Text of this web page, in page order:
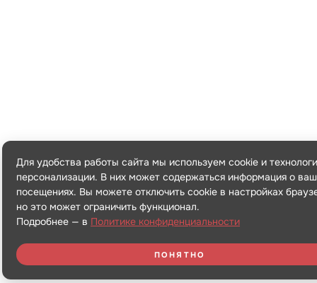
Для удобства работы сайта мы используем cookie и
персонализации. В них может содержаться информация о
посещениях. Вы можете отключить cookie в настройках
но это может ограничить функционал.
Подробнее — в Политике конфиденциальности
ПОНЯТНО